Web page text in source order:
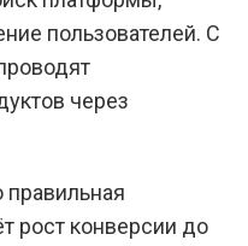
пользователей. С
через
правильная
рост конверсии до